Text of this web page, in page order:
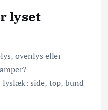
lyset
ovenlys eller
lyslæk: side, top, bund